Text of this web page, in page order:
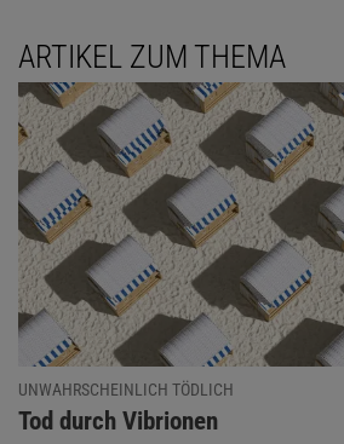
ARTIKEL ZUM THEMA
UNWAHRSCHEINLICH TÖDLICH
:
Tod durch Vibrionen